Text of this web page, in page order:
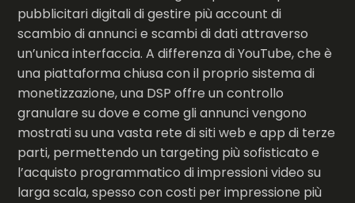
pubblicitari digitali di gestire più account di
scambio di annunci e scambi di dati attraverso
un’unica interfaccia. A differenza di YouTube, che è
una piattaforma chiusa con il proprio sistema di
monetizzazione, una DSP offre un controllo
granulare su dove e come gli annunci vengono
mostrati su una vasta rete di siti web e app di terze
parti, permettendo un targeting più sofisticato e
l’acquisto programmatico di impressioni video su
larga scala, spesso con costi per impressione più